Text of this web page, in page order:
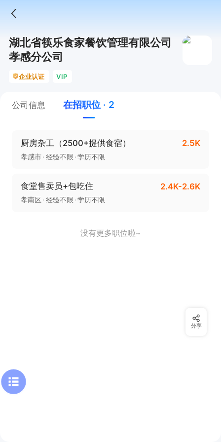
湖北省筷乐食家餐饮管理有限公司
孝感分公司
企业认证 VIP
公司信息 在招职位 · 2
厨房杂工（2500+提供食宿） 2.5K
孝感市 经验不限 学历不限
食堂售卖员+包吃住 2.4K-2.6K
孝南区 经验不限 学历不限
没有更多职位啦~
分享